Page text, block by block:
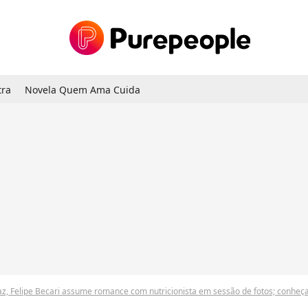
Novela Quem Ama Cuida
Felipe Becari assume romance com nutricionista em sessão de fotos;